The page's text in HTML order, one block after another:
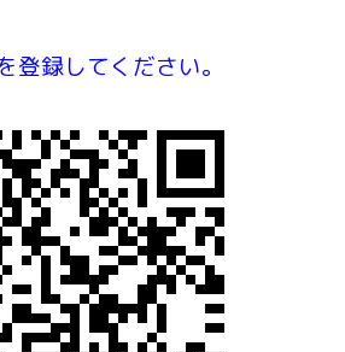
登録してください。